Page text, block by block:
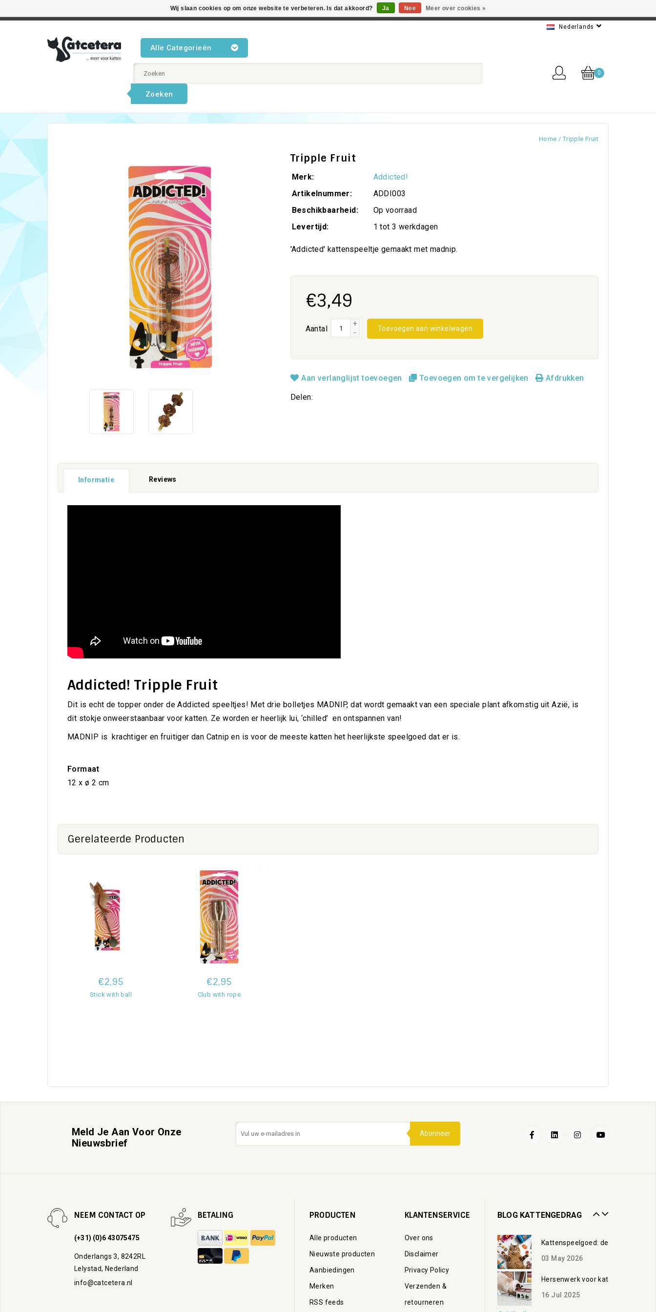
Nederlands
Alle Categorieën
0
Zoeken
Home /Tripple Fruit
Tripple Fruit
Merk:
Addicted!
Artikelnummer:
ADDI003
Beschikbaarheid:
Op voorraad
Levertijd:
1 tot 3 werkdagen
'Addicted' kattenspeeltje gemaakt met madnip.
€3,49
Aantal
+
-
Toevoegen aan winkelwagen
Aan verlanglijst toevoegen Toevoegen om te vergelijken Afdrukken
Delen:
Informatie Reviews
Addicted! Tripple Fruit
Dit is echt de topper onder de Addicted speeltjes! Met drie bolletjes MADNIP, dat wordt gemaakt van een speciale plant afkomstig uit Azië, is
dit stokje onweerstaanbaar voor katten. Ze worden er heerlijk lui, ‘chilled’ en ontspannen van!
MADNIP is
krachtiger en fruitiger dan Catnip en is voor de meeste katten het heerlijkste speelgoed dat er is.
Formaat
12 x ø 2 cm
Gerelateerde Producten
€2,95
Stick with ball
€2,95
Club with rope
Meld Je Aan Voor Onze
Nieuwsbrief
Abonneer
NEEM CONTACT OP
(+31) (0)6 43075475
Onderlangs 3, 8242RL
Lelystad, Nederland
info@catcetera.nl
BETALING PRODUCTEN
Alle producten
Nieuwste producten
Aanbiedingen
Merken
RSS feeds
KLANTENSERVICE
Over ons
Disclaimer
Privacy Policy
Verzenden &
retourneren
BLOG KATTENGEDRAG
Katten en water
Kattenspeelgoed: de beste
03 May 2026
Hersenwerk voor katten: zo
16 Jul 2025
Wij slaan cookies op om onze website te verbeteren. Is dat akkoord? Ja Nee Meer over cookies »
Beste producten voor katten • Kennis van kattengedrag • Snelle levering • Beste service